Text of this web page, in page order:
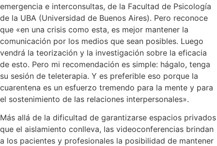
emergencia e interconsultas, de la Facultad de Psicología
de la UBA (Universidad de Buenos Aires). Pero reconoce
que «en una crisis como esta, es mejor mantener la
comunicación por los medios que sean posibles. Luego
vendrá la teorización y la investigación sobre la eficacia
de esto. Pero mi recomendación es simple: hágalo, tenga
su sesión de teleterapia. Y es preferible eso porque la
cuarentena es un esfuerzo tremendo para la mente y para
el sostenimiento de las relaciones interpersonales».
Más allá de la dificultad de garantizarse espacios privados
que el aislamiento conlleva, las videoconferencias brindan
a los pacientes y profesionales la posibilidad de mantener